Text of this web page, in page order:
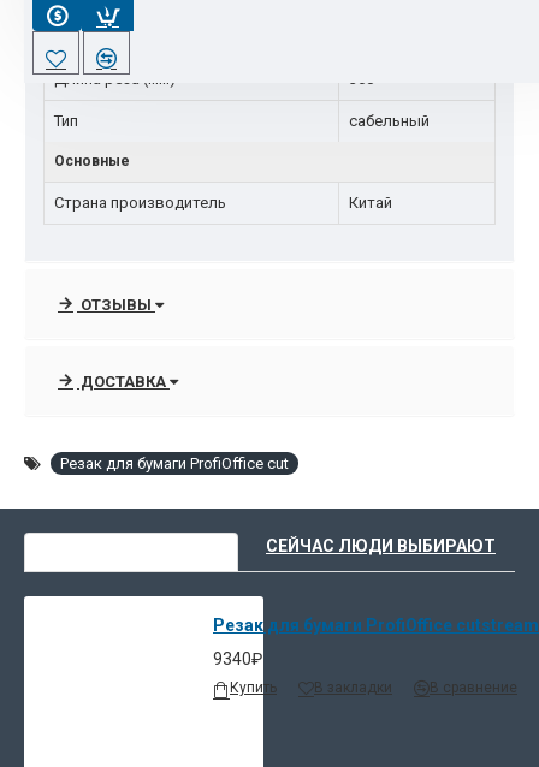
Высота стопы
Длина реза (мм)
Тип сабельный
Основные
Страна производитель Китай
ОТЗЫВЫ
ДОСТАВКА
Резак для бумаги ProfiOffice cut
СЕЙЧАС ЛЮДИ ВЫБИРАЮТ
Резак для бумаги ProfiOffice cutstream
9340₽
Купить В закладки В сравнение